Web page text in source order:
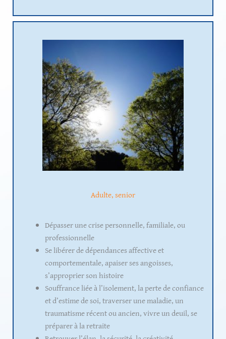
Adulte, senior
Dépasser une crise personnelle, familiale, ou
professionnelle
Se libérer de dépendances affective et
comportementale, apaiser ses angoisses,
s’approprier son histoire
Souffrance liée à l’isolement, la perte de confiance
et d’estime de soi, traverser une maladie, un
traumatisme récent ou ancien, vivre un deuil, se
préparer à la retraite